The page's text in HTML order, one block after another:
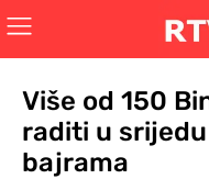
Više od 150
raditi u
bajrama